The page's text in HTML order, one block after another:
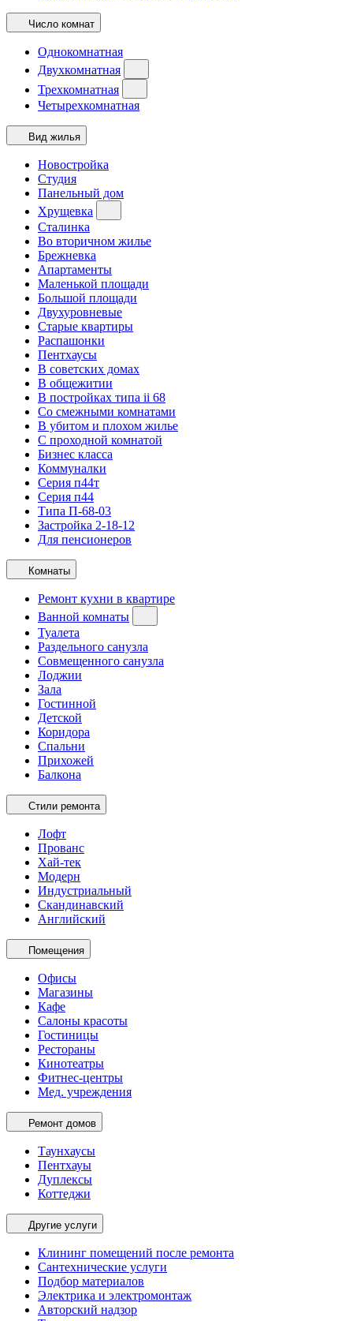
Число комнат
Однокомнатная
Двухкомнатная
Трехкомнатная
Четырехкомнатная
Вид жилья
Новостройка
Студия
Панельный дом
Хрущевка
Сталинка
Во вторичном жилье
Брежневка
Апартаменты
Маленькой площади
Большой площади
Двухуровневые
Старые квартиры
Распашонки
Пентхаусы
В советских домах
В общежитии
В постройках типа ii 68
Со смежными комнатами
В убитом и плохом жилье
С проходной комнатой
Бизнес класса
Коммуналки
Серия п44т
Серия п44
Типа П-68-03
Застройка 2-18-12
Для пенсионеров
Комнаты
Ремонт кухни в квартире
Ванной комнаты
Туалета
Раздельного санузла
Совмещенного санузла
Лоджии
Зала
Гостинной
Детской
Коридора
Спальни
Прихожей
Балкона
Стили ремонта
Лофт
Прованс
Хай-тек
Модерн
Индустриальный
Скандинавский
Английский
Помещения
Офисы
Магазины
Кафе
Салоны красоты
Гостиницы
Рестораны
Кинотеатры
Фитнес-центры
Мед. учреждения
Ремонт домов
Таунхаусы
Пентхауы
Дуплексы
Коттеджи
Другие услуги
Клининг помещений после ремонта
Сантехнические услуги
Подбор материалов
Электрика и электромонтаж
Авторский надзор